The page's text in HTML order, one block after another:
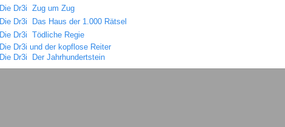
Die Dr3i  Zug um Zug
Die Dr3i  Das Haus der 1.000 Rätsel
Die Dr3i  Tödliche Regie
Die Dr3i und der kopflose Reiter
Die Dr3i  Der Jahrhundertstein